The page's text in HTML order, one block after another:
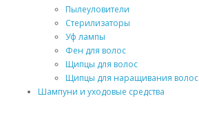
Пылеуловители
Стерилизаторы
Уф лампы
Фен для волос
Щипцы для волос
Щипцы для наращивания волос
Шампуни и уходовые средства